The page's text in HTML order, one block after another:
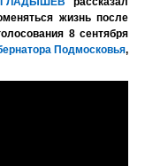
жизнь после
8 сентября
Подмосковья,